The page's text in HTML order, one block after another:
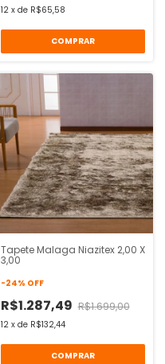
12 x de R$65,58
COMPRAR
Tapete Malaga Niazitex 2,00 X
3,00
-24% OFF
R$1.287,49 R$1.699,00
12 x de R$132,44
COMPRAR